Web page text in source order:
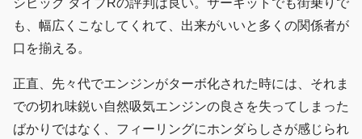
シビック タイプRの評判は良い。サーキットでも街乗りで
も、幅広くこなしてくれて、出来がいいと多くの関係者が
口を揃える。
正直、先々代でエンジンがターボ化された時には、それま
での切れ味鋭い自然吸気エンジンの良さを失ってしまった
ばかりではなく、フィーリングにホンダらしさが感じられ